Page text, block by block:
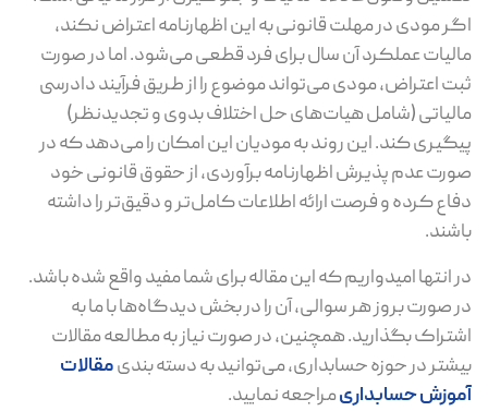
اگر مودی در مهلت قانونی به این اظهارنامه اعتراض نکند،
مالیات عملکرد آن سال برای فرد قطعی می‌شود. اما در صورت
ثبت اعتراض، مودی می‌تواند موضوع را از طریق فرآیند دادرسی
مالیاتی (شامل هیات‌های حل اختلاف بدوی و تجدیدنظر)
پیگیری کند. این روند به مودیان این امکان را می‌دهد که در
صورت عدم پذیرش اظهارنامه برآوردی، از حقوق قانونی خود
دفاع کرده و فرصت ارائه اطلاعات کامل‌تر و دقیق‌تر را داشته
باشند.
در انتها امیدواریم که این مقاله برای شما مفید واقع شده باشد.
در صورت بروز هر سوالی، آن را در بخش دیدگاه‌ها با ما به
اشتراک بگذارید. همچنین، در صورت نیاز به مطالعه مقالات
بیشتر در حوزه حسابداری، می‌توانید به دسته بندیمقالات
آموزش حسابداریمراجعه نمایید.